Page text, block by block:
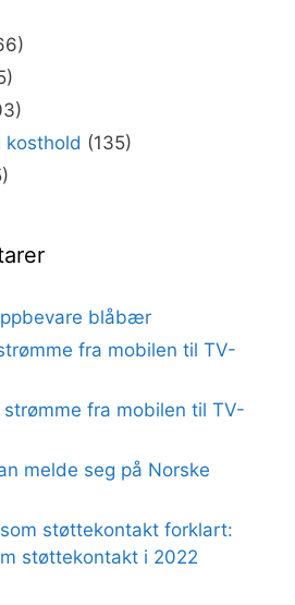
kosthold (135)
blåbær
fra mobilen til TV-
strømme fra mobilen til TV-
melde seg på Norske
støttekontakt forklart:
støttekontakt i 2022